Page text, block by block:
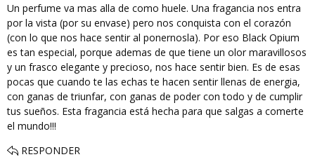
Un perfume va mas alla de como huele. Una fragancia nos entra
por la vista (por su envase) pero nos conquista con el corazón
(con lo que nos hace sentir al ponernosla). Por eso Black Opium
es tan especial, porque ademas de que tiene un olor maravillosos
y un frasco elegante y precioso, nos hace sentir bien. Es de esas
pocas que cuando te las echas te hacen sentir llenas de energia,
con ganas de triunfar, con ganas de poder con todo y de cumplir
tus sueños. Esta fragancia está hecha para que salgas a comerte
el mundo!!!
RESPONDER